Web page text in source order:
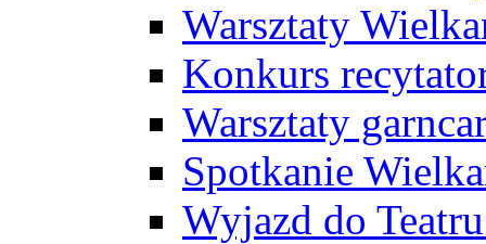
Warsztaty
Konkurs
Warsztaty
Spotkanie
Wyjazd do